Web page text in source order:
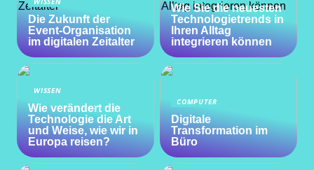
Die Zukunft der
Event-Organisation
im digitalen Zeitalter
Wie Sie die neuesten
Technologietrends in
Ihren Alltag
integrieren können
WISSEN
Wie verändert die
Technologie die Art
und Weise, wie wir in
Europa reisen?
COMPUTER
Digitale
Transformation im
Büro